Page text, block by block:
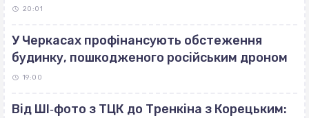
20:01
У Черкасах профінансують обстеження
будинку, пошкодженого російським дроном
19:00
Від ШІ‐фото з ТЦК до Тренкіна з Корецьким: